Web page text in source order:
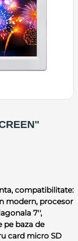
compatibilitate:
modern, procesor
7'',
baza de
card micro SD